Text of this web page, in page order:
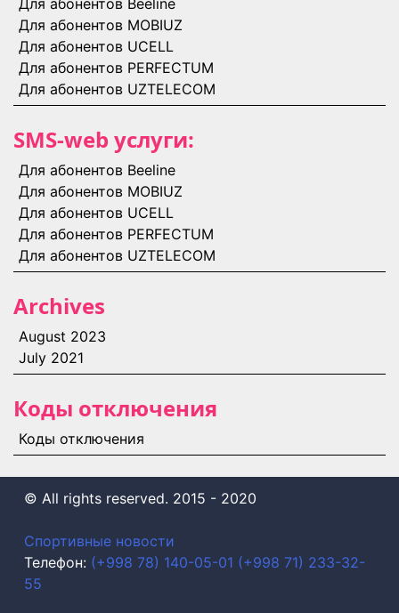
Для абонентов Beeline
Для абонентов MOBIUZ
Для абонентов UCELL
Для абонентов PERFECTUM
Для абонентов UZTELECOM
SMS-web услуги:
Для абонентов Beeline
Для абонентов MOBIUZ
Для абонентов UCELL
Для абонентов PERFECTUM
Для абонентов UZTELECOM
Archives
August 2023
July 2021
Коды отключения
Коды отключения
©️ All rights reserved. 2015 - 2020
Спортивные новости
Телефон: (+998 78) 140-05-01 (+998 71) 233-32-
55